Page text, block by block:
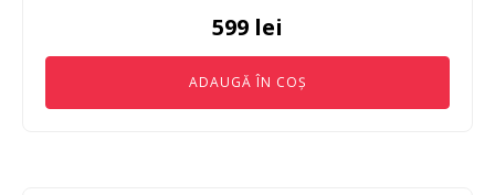
599 lei
ADAUGĂ ÎN COȘ